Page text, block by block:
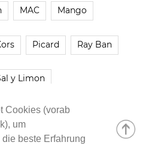
Cookies (vorab
um
beste Erfahrung
MAC Mango
Picard Ray Ban
y Limon
Steve Madden